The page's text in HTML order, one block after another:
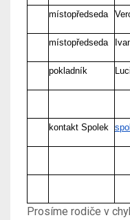
místopředseda
místopředseda
pokladník
kontakt Spolek
Prosíme rodiče v